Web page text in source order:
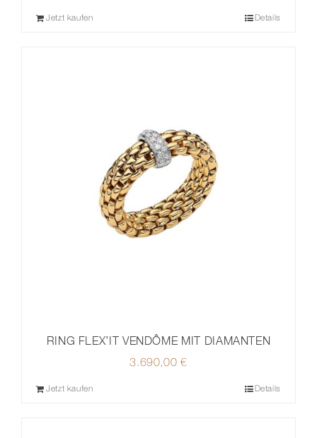
Jetzt kaufen Details
RING FLEX’IT VENDÔME MIT DIAMANTEN
3.690,00€
Jetzt kaufen Details